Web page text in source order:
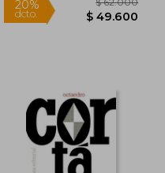
30%
dcto.